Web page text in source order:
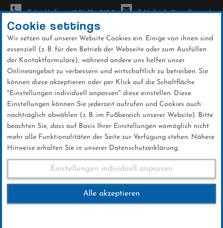
Direkt
zum
Inhalt
Ticket-Hotline: +49 56 32 - 960-0 E-Mail: info@sc-willingen.de
News
FIS Skisprung Weltcup
Engelberg 22.12.2024
Cookie settings
Wir setzen auf unserer Website Cookies ein. Einige von ihnen sind
essenziell (z. B. für den Betrieb der Webseite oder zum Ausfüllen
der Kontaktformulare), während andere uns helfen unser
Onlineangebot zu verbessern und wirtschaftlich zu betreiben. Sie
können diese akzeptieren oder per Klick auf die Schaltfläche
"Einstellungen individuell anpassen" diese einstellen. Diese
Einstellungen können Sie jederzeit aufrufen und Cookies auch
nachträglich abwählen (z. B. im Fußbereich unserer Website). Bitte
beachten Sie, dass auf Basis Ihrer Einstellungen womöglich nicht
mehr alle Funktionalitäten der Seite zur Verfügung stehen. Nähere
Hinweise erhalten Sie in unserer Datenschutzerklärung.
Einstellungen individuell anpassen
Alle akzeptieren